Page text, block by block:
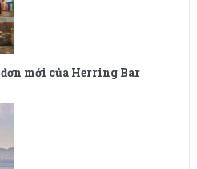
mới của Herring Bar